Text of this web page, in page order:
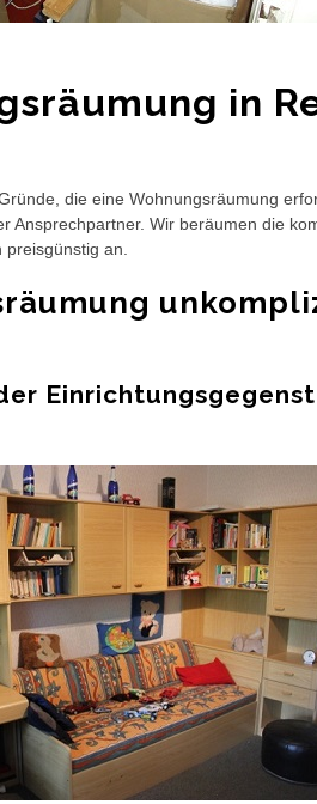
in
die eine Wohnungsräumung
Ansprechpartner. Wir beräumen die
an.